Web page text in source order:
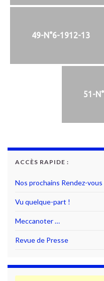
49-N°6-1912-13
51-
ACCÈS RAPIDE :
Nos prochains Rendez-vous
Vu quelque-part !
Meccanoter …
Revue de Presse